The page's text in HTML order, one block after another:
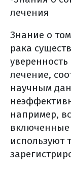
лечения
Знание о
рака
лечение,
научным
например,
включенные
используют